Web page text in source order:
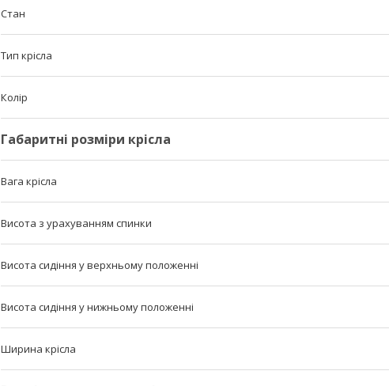
Стан
Тип крісла
Колір
Габаритні розміри крісла
Вага крісла
Висота з урахуванням спинки
Висота сидіння у верхньому положенні
Висота сидіння у нижньому положенні
Ширина крісла